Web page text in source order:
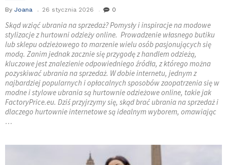
By Joana 26 stycznia 2026 0
Skąd wziąć ubrania na sprzedaż? Pomysły i inspiracje na modowe
stylizacje z hurtowni odzieży online. Prowadzenie własnego butiku
lub sklepu odzieżowego to marzenie wielu osób pasjonujących się
modą. Zanim jednak zacznie się przygodę z handlem odzieżą,
kluczowe jest znalezienie odpowiedniego źródła, z którego można
pozyskiwać ubrania na sprzedaż. W dobie internetu, jednym z
najbardziej popularnych i opłacalnych sposobów zaopatrzenia się w
modne i stylowe ubrania są hurtownie odzieżowe online, takie jak
FactoryPrice.eu. Dziś przyjrzymy się, skąd brać ubrania na sprzedaż i
dlaczego hurtownie internetowe są idealnym wyborem, omawiając
…